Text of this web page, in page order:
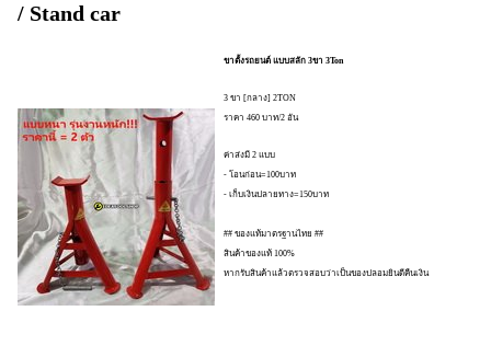
/ Stand car
ขาตั้งรถยนต์ แบบสลัก 3ขา 3Ton
3 ขา [กลาง] 2TON
ราคา 460 บาท/2 อัน
ค่าส่งมี 2 แบบ
- โอนก่อน=100บาท
- เก็บเงินปลายทาง=150บาท
## ของแท้มาตรฐานไทย ##
สินค้าของแท้ 100%
หากรับสินค้าแล้วตรวจสอบว่าเป็นของปลอมยินดีคืนเงิน